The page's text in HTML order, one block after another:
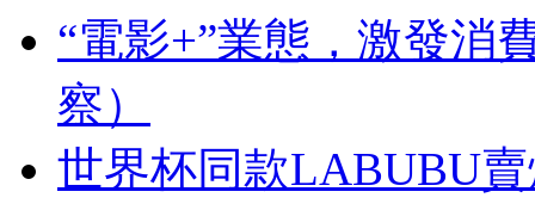
“電影+”業態，激發消
察）
世界杯同款LABUBU